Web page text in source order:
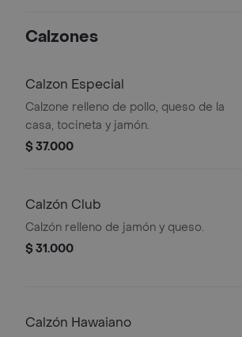
Calzones
Calzon Especial
Calzone relleno de pollo, queso de la
casa, tocineta y jamón.
$ 37.000
Calzón Club
Calzón relleno de jamón y queso.
$ 31.000
Calzón Hawaiano